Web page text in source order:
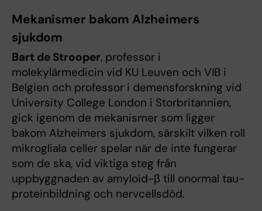
Mekanismer bakom Alzheimers
sjukdom
Bart de Strooper, professor i
molekylärmedicin vid KU Leuven och VIB i
Belgien och professor i demensforskning vid
University College London i Storbritannien,
gick igenom de mekanismer som ligger
bakom Alzheimers sjukdom, särskilt vilken roll
mikrogliala celler spelar när de inte fungerar
som de ska, vid viktiga steg från
uppbyggnaden av amyloid-β till onormal tau-
proteinbildning och nervcellsdöd.